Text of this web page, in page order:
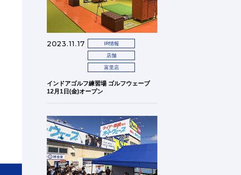
2023.11.17 IR情報
店舗
富里店
インドアゴルフ練習場 ゴルフウェーブ
12月1日(金)オープン